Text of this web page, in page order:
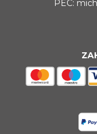
PEC: